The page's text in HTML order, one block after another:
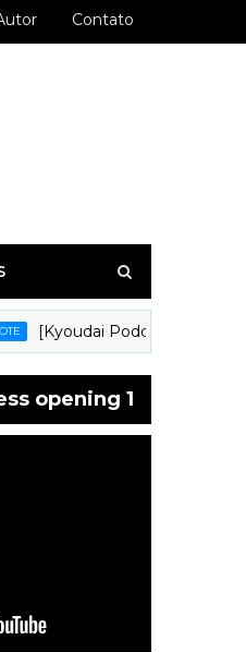
Contato
Podcast 281] Animes em
opening 1